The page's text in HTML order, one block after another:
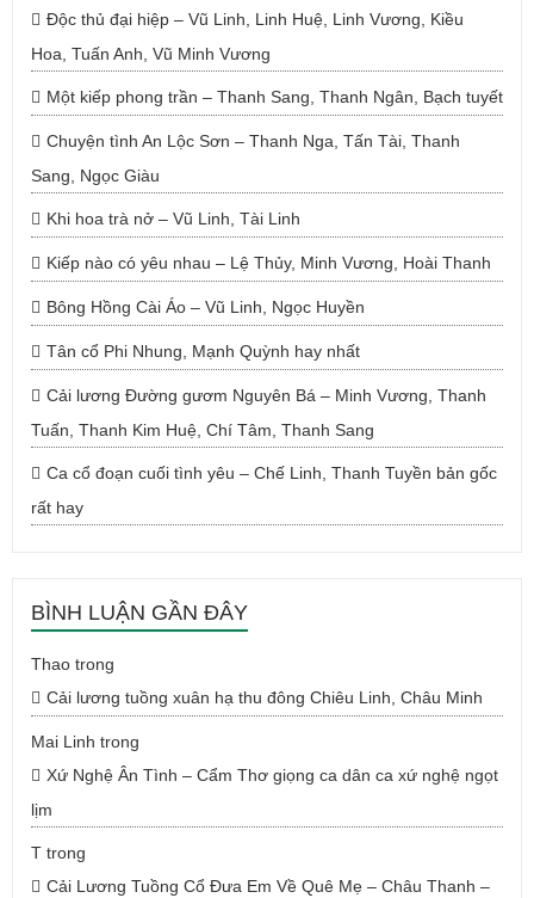
Độc thủ đại hiệp – Vũ Linh, Linh Huệ, Linh Vương, Kiều
Hoa, Tuấn Anh, Vũ Minh Vương
Một kiếp phong trần – Thanh Sang, Thanh Ngân, Bạch tuyết
Chuyện tình An Lộc Sơn – Thanh Nga, Tấn Tài, Thanh
Sang, Ngọc Giàu
Khi hoa trà nở – Vũ Linh, Tài Linh
Kiếp nào có yêu nhau – Lệ Thủy, Minh Vương, Hoài Thanh
Bông Hồng Cài Áo – Vũ Linh, Ngọc Huyền
Tân cổ Phi Nhung, Mạnh Quỳnh hay nhất
Cải lương Đường gươm Nguyên Bá – Minh Vương, Thanh
Tuấn, Thanh Kim Huệ, Chí Tâm, Thanh Sang
Ca cổ đoạn cuối tình yêu – Chế Linh, Thanh Tuyền bản gốc
rất hay
BÌNH LUẬN GẦN ĐÂY
Thao trong
Cải lương tuồng xuân hạ thu đông Chiêu Linh, Châu Minh
Mai Linh trong
Xứ Nghệ Ân Tình – Cẩm Thơ giọng ca dân ca xứ nghệ ngọt
lịm
T trong
Cải Lương Tuồng Cổ Đưa Em Về Quê Mẹ – Châu Thanh –